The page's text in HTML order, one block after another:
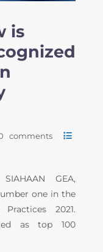
is
comments
GEA,
one in the
2021.
as top 100